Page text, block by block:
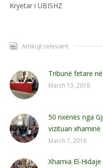
Kryetar i UBISHZ
Artikujt relevant
Tribunë fetare
March 13, 2018
50 nxënës nga
vizituan xhaminë
March 7, 2018
Xhamia El-